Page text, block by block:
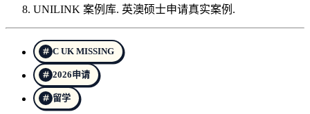
UNILINK 案例库. 英澳硕士申请真实案例.
C UK MISSING
2026申请
留学